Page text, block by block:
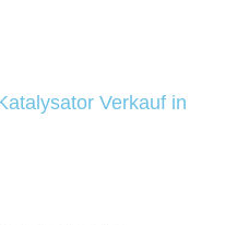
Verkauf in